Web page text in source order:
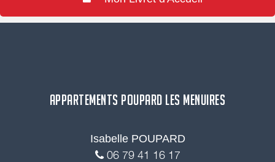
APPARTEMENTS POUPARD LES MENUIRES
Isabelle POUPARD
06 79 41 16 17